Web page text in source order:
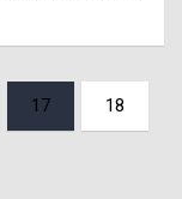
17 18